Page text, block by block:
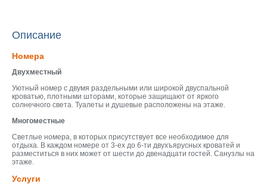
Описание
Номера
Двухместный
Уютный номер с двумя раздельными или широкой двуспальной
кроватью, плотными шторами, которые защищают от яркого
солнечного света. Туалеты и душевые расположены на этаже.
Многоместные
Светлые номера, в которых присутствует все необходимое для
отдыха. В каждом номере от 3-ех до 6-ти двухъярусных кроватей и
разместиться в них может от шести до двенадцати гостей. Санузлы на
этаже.
Услуги